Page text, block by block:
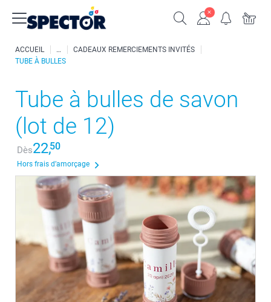
ACCUEIL
CADEAUX REMERCIEMENTS INVITÉS
TUBE À BULLES
Tube à bulles de savon
(lot de 12)
Dès22,50
Hors frais d’amorçage